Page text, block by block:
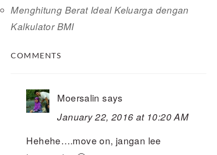
Menghitung Berat Ideal Keluarga dengan
Kalkulator BMI
COMMENTS
Moersalin says
January 22, 2016 at 10:20 AM
Hehehe….move on, jangan lee